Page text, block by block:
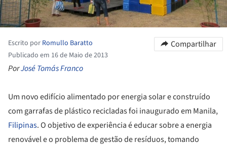
Escrito por Romullo Baratto
Publicado em 16 de Maio de 2013
Compartilhar
PorJosé Tomás Franco
Um novo edifício alimentado por energia solar e construído
com garrafas de plástico recicladas foi inaugurado em Manila,
Filipinas. O objetivo de experiência é educar sobre a energia
renovável e o problema de gestão de resíduos, tomando